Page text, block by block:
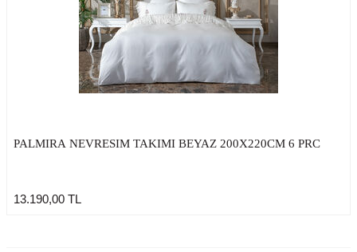
PALMIRA NEVRESIM TAKIMI BEYAZ 200X220CM 6 PRC
13.190,00 TL